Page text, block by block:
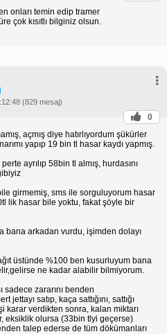
onları temin edip tramer
çok kısıtlı bilginiz olsun.
(829 mesaj)
0
açmış diye hatırlıyordum şükürler
yapıp 19 bin tl hasar kaydı yapmış.
ayrılıp 58bin tl almış, hurdasını
girmemiş, sms ile sorguluyorum hasar
lik hasar bile yoktu, fakat şöyle bir
bana arkadan vurdu, işimden dolayı
üstünde %100 ben kusurluyum bana
ne kadar alabilir bilmiyorum.
zararını benden
satıp, kaça sattığını, sattığı
karar verdikten sonra, kalan miktarı
eksiklik olursa (33bin tlyi geçerse)
talep ederse de tüm dökümanları